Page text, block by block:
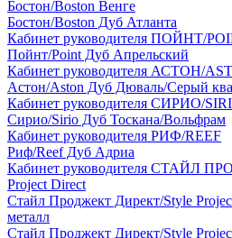
Бостон/Boston Венге
Бостон/Boston Дуб Атланта
Кабинет руководителя ПОЙНТ/
Пойнт/Point Дуб Апрельский
Кабинет руководителя АСТОН/
Астон/Aston Дуб Дюваль/Серый
Кабинет руководителя СИРИО/
Сирио/Sirio Дуб Тоскана/Вольфрам
Кабинет руководителя РИФ/REEF
Риф/Reef Дуб Адриа
Кабинет руководителя СТАЙЛ
Project Direct
Стайл Проджект Директ/Style
металл
Стайл Проджект Директ/Style